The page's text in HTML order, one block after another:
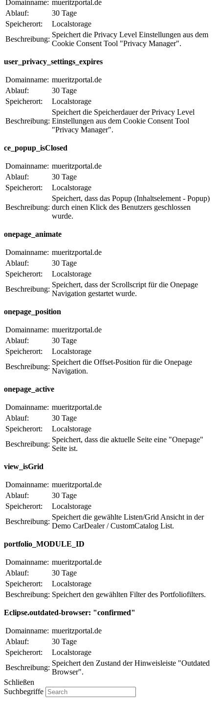
Domainname: mueritzportal.de
Ablauf:
30 Tage
Speicherort:
Localstorage
Beschreibung:
Speichert die Privacy Level Einstellungen aus dem
Cookie Consent Tool "Privacy Manager".
user_privacy_settings_expires
Domainname: mueritzportal.de
Ablauf:
30 Tage
Speicherort:
Localstorage
Beschreibung:
Speichert die Speicherdauer der Privacy Level
Einstellungen aus dem Cookie Consent Tool
"Privacy Manager".
ce_popup_isClosed
Domainname: mueritzportal.de
Ablauf:
30 Tage
Speicherort:
Localstorage
Beschreibung:
Speichert, dass das Popup (Inhaltselement - Popup)
durch einen Klick des Benutzers geschlossen
wurde.
onepage_animate
Domainname: mueritzportal.de
Ablauf:
30 Tage
Speicherort:
Localstorage
Beschreibung:
Speichert, dass der Scrollscript für die Onepage
Navigation gestartet wurde.
onepage_position
Domainname: mueritzportal.de
Ablauf:
30 Tage
Speicherort:
Localstorage
Beschreibung:
Speichert die Offset-Position für die Onepage
Navigation.
onepage_active
Domainname: mueritzportal.de
Ablauf:
30 Tage
Speicherort:
Localstorage
Beschreibung:
Speichert, dass die aktuelle Seite eine "Onepage"
Seite ist.
view_isGrid
Domainname: mueritzportal.de
Ablauf:
30 Tage
Speicherort:
Localstorage
Beschreibung:
Speichert die gewählte Listen/Grid Ansicht in der
Demo CarDealer / CustomCatalog List.
portfolio_MODULE_ID
Domainname: mueritzportal.de
Ablauf:
30 Tage
Speicherort:
Localstorage
Beschreibung: Speichert den gewählten Filter des Portfoliofilters.
Eclipse.outdated-browser: "confirmed"
Domainname: mueritzportal.de
Ablauf:
30 Tage
Speicherort:
Localstorage
Beschreibung:
Speichert den Zustand der Hinweisleiste "Outdated
Browser".
Schließen
Suchbegriffe